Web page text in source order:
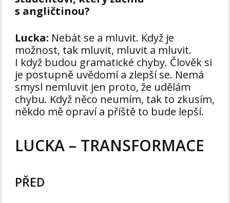
s angličtinou?
Lucka: Nebát se a mluvit. Když je
možnost, tak mluvit, mluvit a mluvit.
I když budou gramatické chyby. Člověk si
je postupně uvědomí a zlepší se. Nemá
smysl nemluvit jen proto, že udělám
chybu. Když něco neumím, tak to zkusím,
někdo mě opraví a příště to bude lepší.
LUCKA – TRANSFORMACE
PŘED